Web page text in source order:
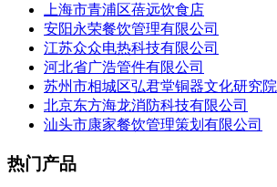
上海市青浦区蓓远饮食店
安阳永荣餐饮管理有限公司
江苏众众电热科技有限公司
河北省广浩管件有限公司
苏州市相城区弘君堂铜器文化研究院
北京东方海龙消防科技有限公司
汕头市康家餐饮管理策划有限公司
热门产品